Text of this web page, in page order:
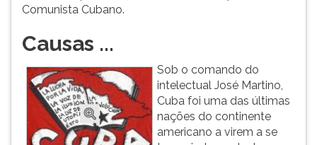
Comunista Cubano.
Causas ...
Sob o comando do
intelectual José Martino,
Cuba foi uma das últimas
nações do continente
americano a virem a se